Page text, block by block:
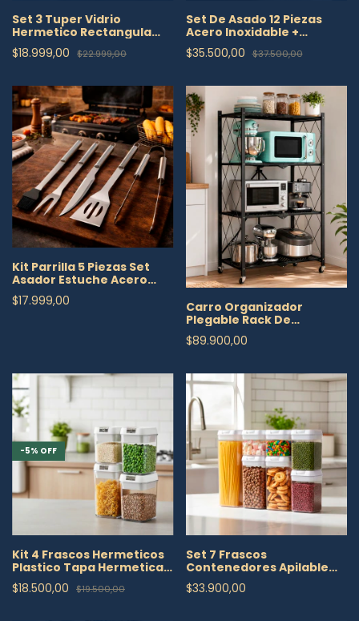
Set 3 Tuper Vidrio
Hermetico Rectangula
Horno Frezzer S M Xl
$18.999,00 $22.999,00
Set De Asado 12 Piezas
Acero Inoxidable +
Maletín Aluminio
$35.500,00 $37.500,00
Kit Parrilla 5 Piezas Set
Asador Estuche Acero
Inoxidable
$17.999,00
Carro Organizador
Plegable Rack De
Almacenamiento 4
Niveles
$89.900,00
-5% OFF
Kit 4 Frascos Hermeticos
Plastico Tapa Hermetica
Apilables
$18.500,00 $19.500,00
Set 7 Frascos
Contenedores Apilable
Tapa Hermetica Libre Bpa
$33.900,00